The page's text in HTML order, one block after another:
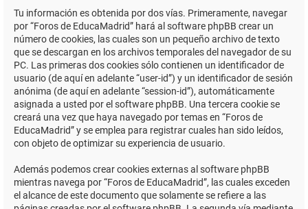
Tu información es obtenida por dos vías. Primeramente, navegar
por “Foros de EducaMadrid” hará al software phpBB crear un
número de cookies, las cuales son un pequeño archivo de texto
que se descargan en los archivos temporales del navegador de su
PC. Las primeras dos cookies sólo contienen un identificador de
usuario (de aquí en adelante “user-id”) y un identificador de sesión
anónima (de aquí en adelante “session-id”), automáticamente
asignada a usted por el software phpBB. Una tercera cookie se
creará una vez que haya navegado por temas en “Foros de
EducaMadrid” y se emplea para registrar cuales han sido leídos,
con objeto de optimizar su experiencia de usuario.
Además podemos crear cookies externas al software phpBB
mientras navega por “Foros de EducaMadrid”, las cuales exceden
el alcance de este documento que solamente se refiere a las